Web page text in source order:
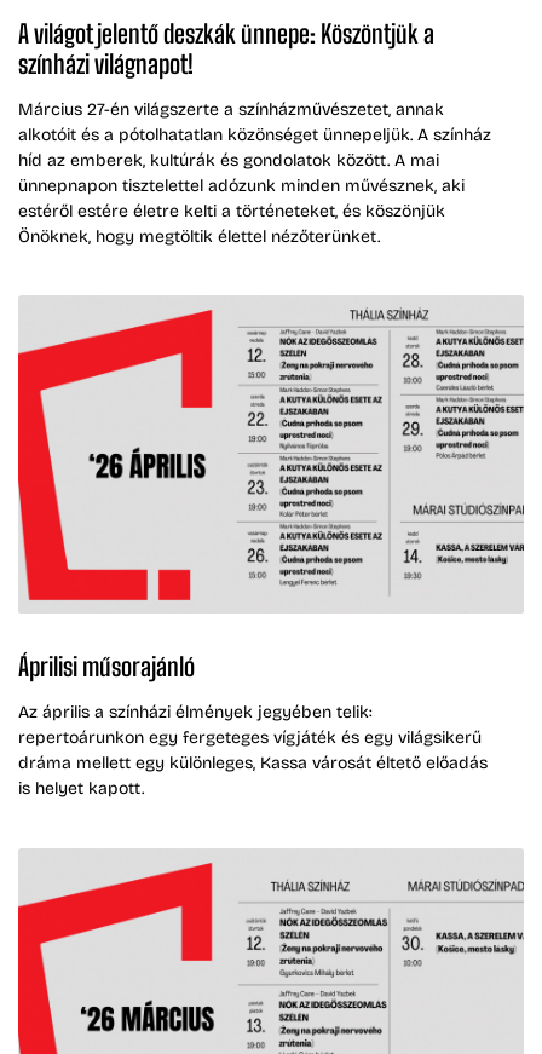
A világot jelentő deszkák ünnepe: Köszöntjük a
színházi világnapot!
Március 27-én világszerte a színházművészetet, annak
alkotóit és a pótolhatatlan közönséget ünnepeljük. A színház
híd az emberek, kultúrák és gondolatok között. A mai
ünnepnapon tisztelettel adózunk minden művésznek, aki
estéről estére életre kelti a történeteket, és köszönjük
Önöknek, hogy megtöltik élettel nézőterünket.
Áprilisi műsorajánló
Az április a színházi élmények jegyében telik:
repertoárunkon egy fergeteges vígjáték és egy világsikerű
dráma mellett egy különleges, Kassa városát éltető előadás
is helyet kapott.